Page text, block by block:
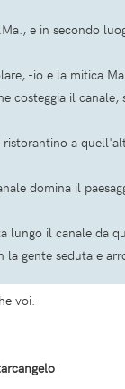
e in secondo
-io e la mitica
costeggia il
a
domina il
lungo il canale da
la gente seduta e
voi.